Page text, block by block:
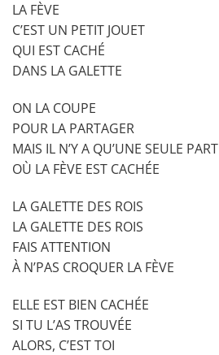
LA FÈVE
C’EST UN PETIT JOUET
QUI EST CACHÉ
DANS LA GALETTE
ON LA COUPE
POUR LA PARTAGER
MAIS IL N’Y A QU’UNE SEULE PART
OÙ LA FÈVE EST CACHÉE
LA GALETTE DES ROIS
LA GALETTE DES ROIS
FAIS ATTENTION
À N’PAS CROQUER LA FÈVE
ELLE EST BIEN CACHÉE
SI TU L’AS TROUVÉE
ALORS, C’EST TOI